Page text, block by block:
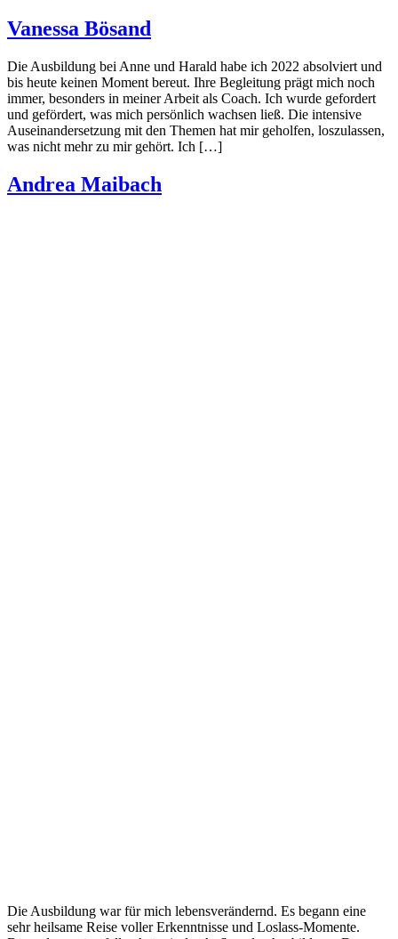
Vanessa Bösand
Die Ausbildung bei Anne und Harald habe ich 2022 absolviert und
bis heute keinen Moment bereut. Ihre Begleitung prägt mich noch
immer, besonders in meiner Arbeit als Coach. Ich wurde gefordert
und gefördert, was mich persönlich wachsen ließ. Die intensive
Auseinandersetzung mit den Themen hat mir geholfen, loszulassen,
was nicht mehr zu mir gehört. Ich […]
Andrea Maibach
Die Ausbildung war für mich lebensverändernd. Es begann eine
sehr heilsame Reise voller Erkenntnisse und Loslass-Momente.